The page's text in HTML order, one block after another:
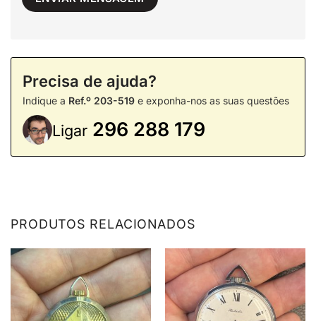
Precisa de ajuda?
Indique a Ref.º 203-519 e exponha-nos as suas questões
Ligar 296 288 179
PRODUTOS RELACIONADOS